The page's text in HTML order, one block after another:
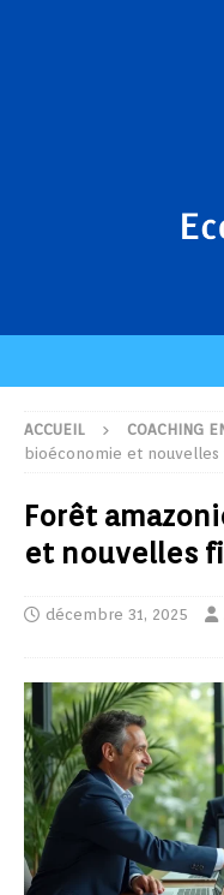
ACCUEIL COACHING
bioéconomie et
Forêt
et nouvelles
décembre 31, 2025